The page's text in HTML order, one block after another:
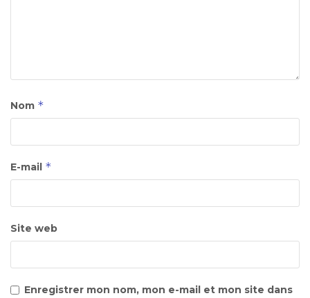
Nom *
E-mail *
Site web
Enregistrer mon nom, mon e-mail et mon site dans